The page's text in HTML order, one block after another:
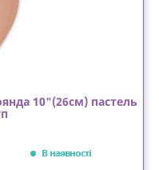
10"(26см) пастель
В наявності